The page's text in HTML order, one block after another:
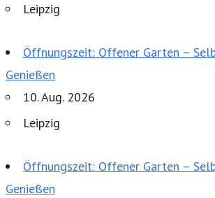
Leipzig
Öffnungszeit: Offener Garten –
Genießen
10. Aug. 2026
Leipzig
Öffnungszeit: Offener Garten –
Genießen